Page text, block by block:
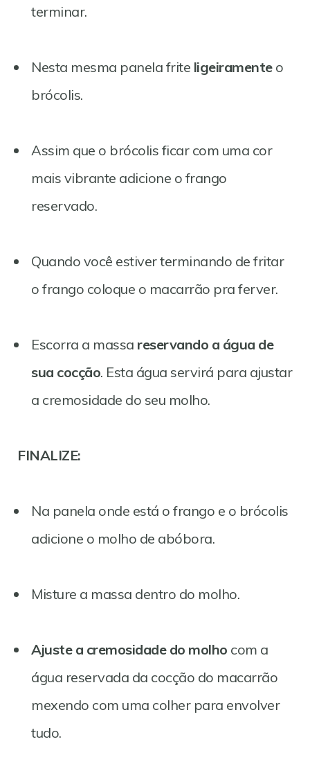
terminar.
Nesta mesma panela frite ligeiramenteo
brócolis.
Assim que o brócolis ficar com uma cor
mais vibrante adicione o frango
reservado.
Quando você estiver terminando de fritar
o frango coloque o macarrão pra ferver.
Escorra a massa reservando a água de
sua cocção. Esta água servirá para ajustar
a cremosidade do seu molho.
FINALIZE:
Na panela onde está o frango e o brócolis
adicione o molho de abóbora.
Misture a massa dentro do molho.
Ajuste a cremosidade do molho com a
água reservada da cocção do macarrão
mexendo com uma colher para envolver
tudo.